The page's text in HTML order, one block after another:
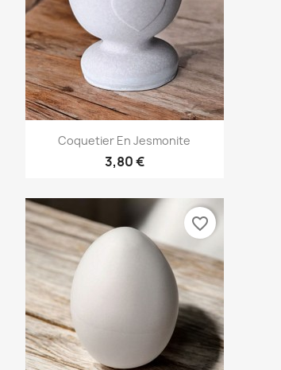
Aperçu rapide
Coquetier En Jesmonite
3,80 €
favorite_border